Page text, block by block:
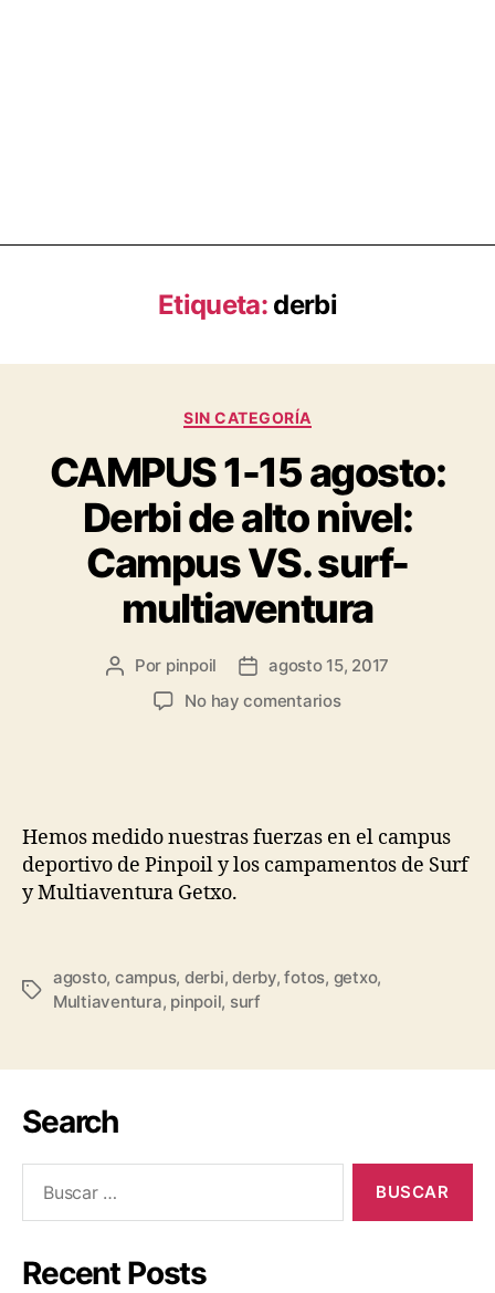
Etiqueta: derbi
SIN CATEGORÍA
CAMPUS 1-15 agosto:
Derbi de alto nivel:
Campus VS. surf-
multiaventura
Por pinpoil
agosto 15, 2017
No hay comentarios
Hemos medido nuestras fuerzas en el campus
deportivo de Pinpoil y los campamentos de Surf
y Multiaventura Getxo.
agosto, campus, derbi,derby,fotos, getxo,
Multiaventura, pinpoil, surf
Search
Recent Posts